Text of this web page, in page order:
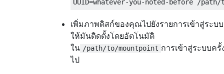
เพิ่มภาพดิสก์ของคุณไปยังรายการเข้าสู่ระบ
ให้มันติดตั้งโดยอัตโนมัติ
ใน /path/to/mountpoint การเข้าสู่ระบบครั้
ไป